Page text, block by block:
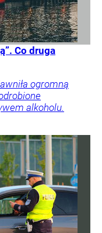
Co druga
ogromną
alkoholu.